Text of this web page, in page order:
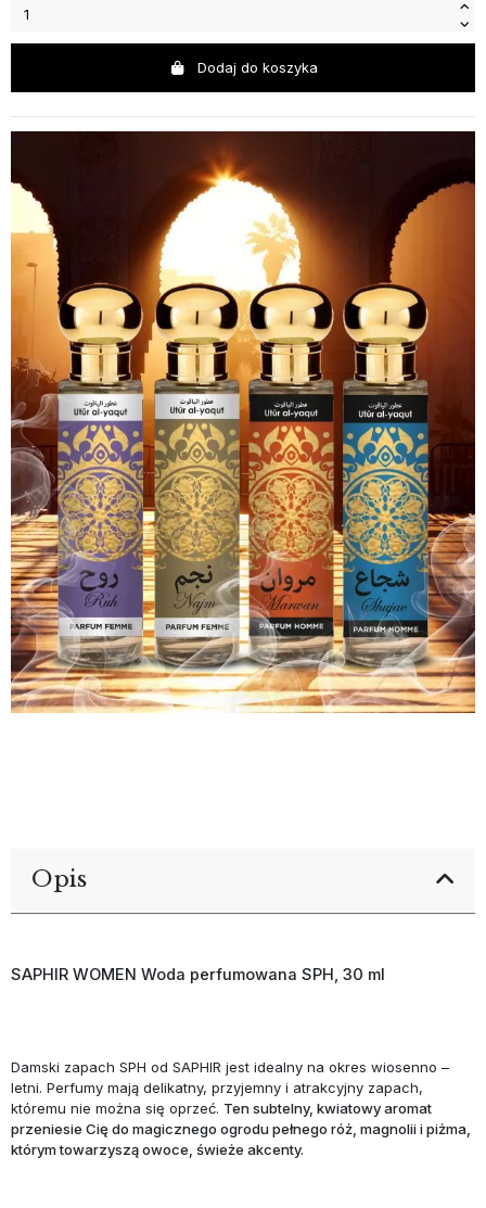
Dodaj do koszyka
Opis
SAPHIR WOMEN Woda perfumowana SPH, 30 ml
Damski zapach SPH od SAPHIR jest idealny na okres wiosenno –
letni. Perfumy mają delikatny, przyjemny i atrakcyjny zapach,
któremu nie można się oprzeć. Ten subtelny, kwiatowy aromat
przeniesie Cię do magicznego ogrodu pełnego róż, magnolii i piżma,
którym towarzyszą owoce, świeże akcenty.